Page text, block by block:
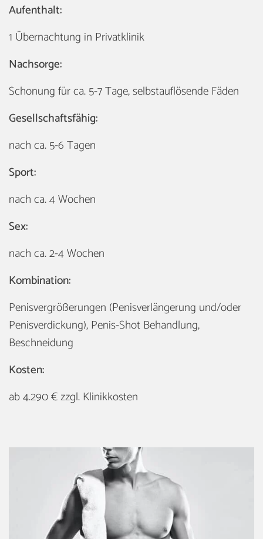
Aufenthalt:
1 Übernachtung in Privatklinik
Nachsorge:
Schonung für ca. 5-7 Tage, selbstauflösende Fäden
Gesellschaftsfähig:
nach ca. 5-6 Tagen
Sport:
nach ca. 4 Wochen
Sex:
nach ca. 2-4 Wochen
Kombination:
Penisvergrößerungen (Penisverlängerung und/oder
Penisverdickung), Penis-Shot Behandlung,
Beschneidung
Kosten:
ab 4.290 € zzgl. Klinikkosten